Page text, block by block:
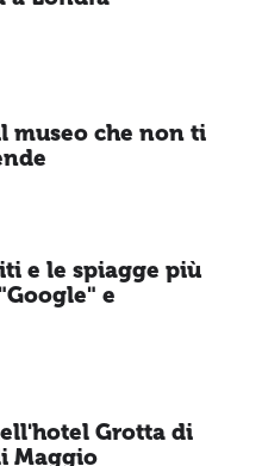
museo che non ti
e le spiagge più
e
Grotta di
Maggio